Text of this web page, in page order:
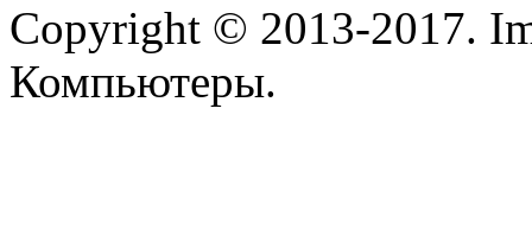
Copyright © 2013-2017.
Компьютеры.